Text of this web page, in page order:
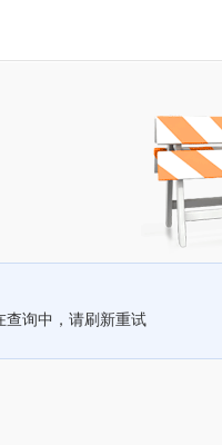
查询中，请刷新重试